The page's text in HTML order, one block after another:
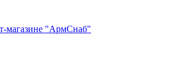
магазине "АрмСнаб"